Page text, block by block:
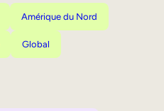
Amérique du Nord
Global